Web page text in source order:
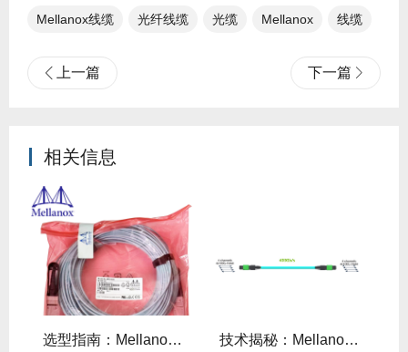
Mellanox线缆 光纤线缆​ 光缆 Mellanox 线缆
上一篇 下一篇
相关信息
选型指南：Mellanox线缆带宽怎么选？看完这篇不纠结！ 技术揭秘：Mellanox线缆低延迟背后的“信号优化”黑科技！